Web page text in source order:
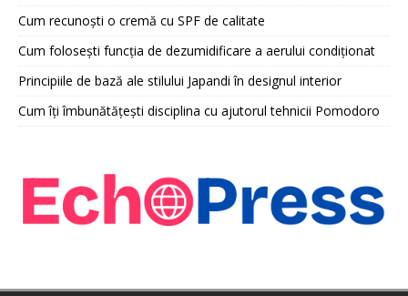
Cum recunoști o cremă cu SPF de calitate
Cum folosești funcția de dezumidificare a aerului condiționat
Principiile de bază ale stilului Japandi în designul interior
Cum îți îmbunătățești disciplina cu ajutorul tehnicii Pomodoro